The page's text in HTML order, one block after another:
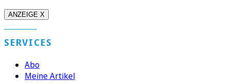
ANZEIGE X
SERVICES
Abo
Meine Artikel